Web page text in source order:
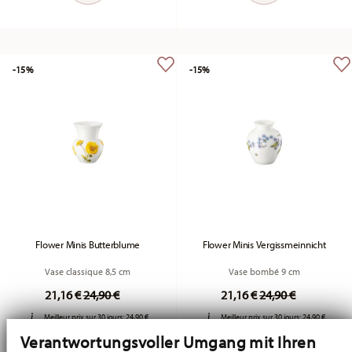
Verantwortungsvoller Umgang mit Ihren
Flower Minis Butterblume
Vase classique 8,5 cm
21,16 €Price reduced from
24,90 €to
Meilleur prix sur 30 jours:24,90 €
-15%
Flower Minis Vergissmeinnicht
Vase bombé 9 cm
21,16 €Price reduced
24,90 €to
Meilleur prix sur 30 jours:24,90 €
-15%